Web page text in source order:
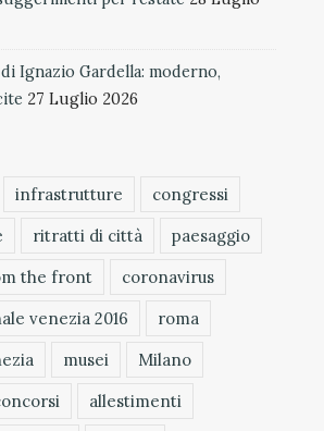
Ignazio Gardella: moderno,
27 Luglio 2026
infrastrutture
congressi
ritratti di città
paesaggio
the front
coronavirus
venezia 2016
roma
musei
Milano
allestimenti